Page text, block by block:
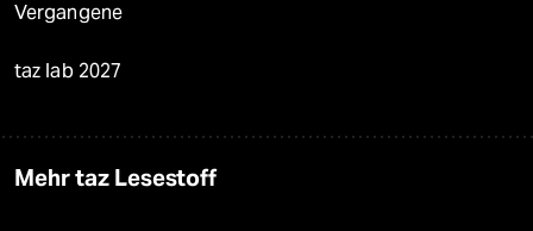
Vergangene
taz lab 2027
Mehr taz Lesestoff